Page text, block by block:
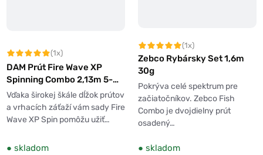
(1x)
DAM Prút Fire Wave XP
Spinning Combo 2,13m 5-
20g + Navijak 2500 + Šnúra
0,15mm
Vďaka širokej škále dĺžok prútov
a vrhacích záťaží vám sady Fire
Wave XP Spin pomôžu užiť…
● skladom
(1x)
Zebco Rybársky Set 1,6m
30g
Pokrýva celé spektrum pre
začiatočníkov. Zebco Fish
Combo je dvojdielny prút
osadený…
● skladom